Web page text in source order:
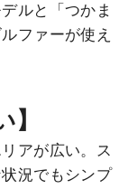
ルと「つかま
ファーが使え
】
アが広い。ス
況でもシンプ